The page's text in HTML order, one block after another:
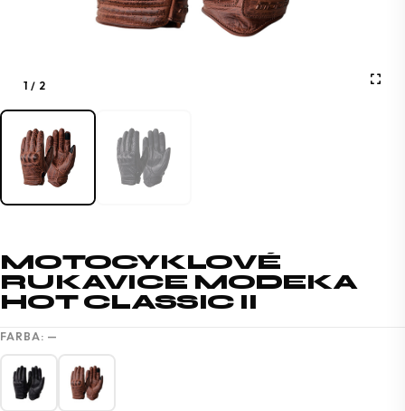
1 / 2
MOTOCYKLOVÉ
RUKAVICE MODEKA
HOT CLASSIC II
FARBA: —